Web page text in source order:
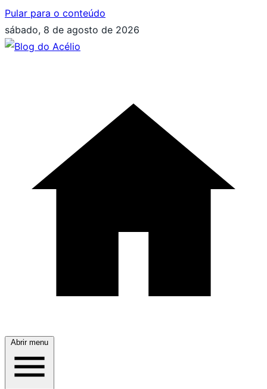
Pular para o conteúdo
sábado, 8 de agosto de 2026
Abrir menu